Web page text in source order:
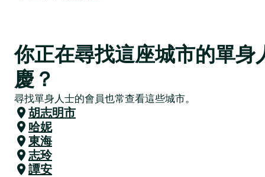
你正在尋找這座城市的單身
慶？
尋找單身人士的會員也常查看這些城市。
胡志明市
哈妮
東海
志玲
譚安